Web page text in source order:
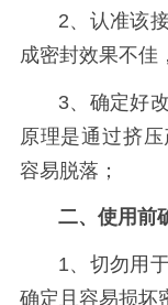
2、认准该
成密封效果不佳
3、确定好
原理是通过挤
容易脱落；
二、使用前
1、切勿用
确定且容易损坏